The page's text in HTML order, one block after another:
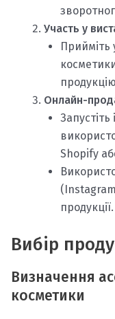
Участь у
Прийміть
Онлайн-
Shopify
продукції.
Вибір
Визначення
косметики